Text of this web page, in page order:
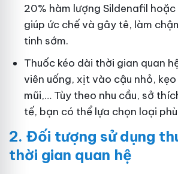
20% hàm lượng Sildenafil
giúp ức chế và gây tê, làm
tinh sớm.
Thuốc kéo dài thời gian quan
viên uống, xịt vào cậu nhỏ,
mũi,… Tùy theo nhu cầu, sở
tế, bạn có thể lựa chọn loại
2. Đối tượng sử dụng
thời gian quan hệ